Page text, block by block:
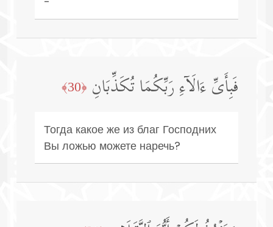
فَبِأَیِّ ءَالَاۤءِ رَبِّكُمَا تُكَذِّبَانِ ﴿30﴾
Тогда какое же из благ Господних
Вы ложью можете наречь?